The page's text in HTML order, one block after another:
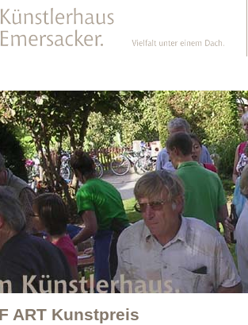
ART Kunstpreis